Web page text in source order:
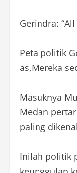
Gerindra:
Peta politik
as,Mereka
Masuknya
Medan
paling
Inilah politik